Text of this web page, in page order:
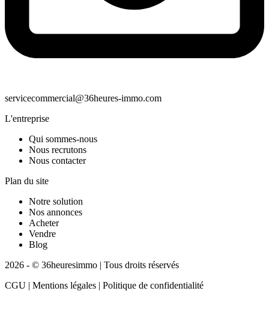
servicecommercial@36heures-immo.com
L'entreprise
Qui sommes-nous
Nous recrutons
Nous contacter
Plan du site
Notre solution
Nos annonces
Acheter
Vendre
Blog
2026 - © 36heuresimmo | Tous droits réservés
CGU | Mentions légales | Politique de confidentialité